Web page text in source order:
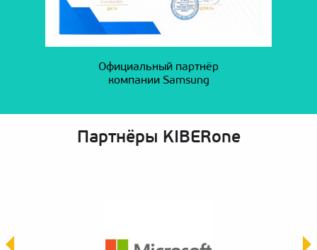
Официальный партнёр
компании Samsung
Партнёры KIBERone